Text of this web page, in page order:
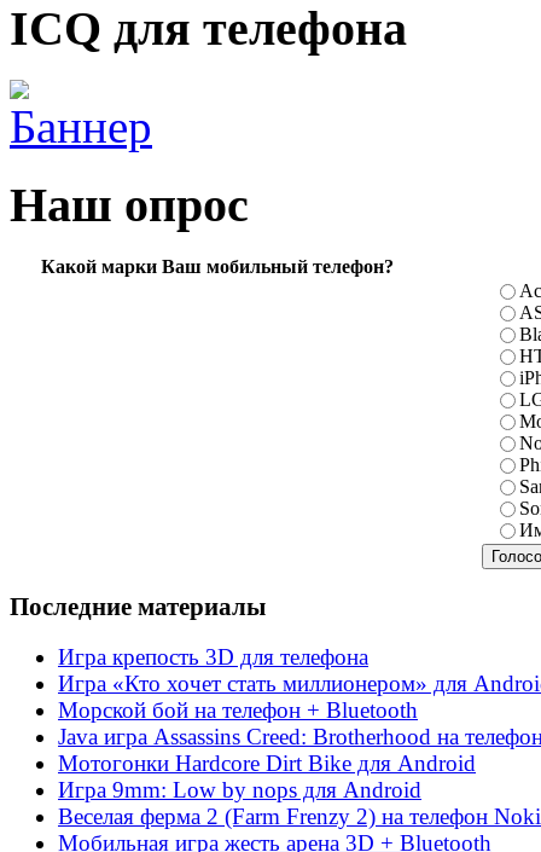
ICQ для телефона
Наш опрос
Какой марки Ваш мобильный телефон?
Последние материалы
Игра крепость 3D для телефона
Игра «Кто хочет стать миллионером» для
Морской бой на телефон + Bluetooth
Java игра Assassins Creed: Brotherhood на
Мотогонки Hardcore Dirt Bike для Android
Игра 9mm: Low by nops для Android
Веселая ферма 2 (Farm Frenzy 2) на телефон
Мобильная игра жесть арена 3D + Bluetooth